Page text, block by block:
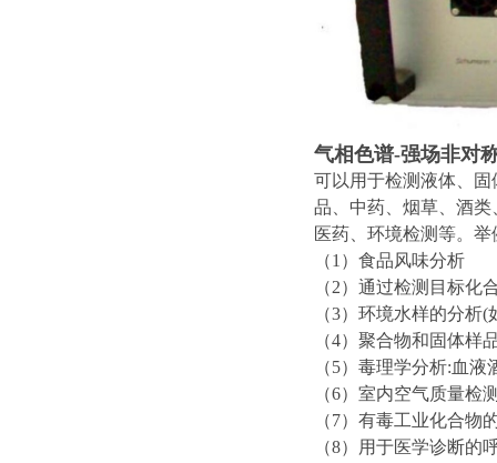
气相色谱-强场非对
可以用于检测液体、
品、中药、烟草、酒类
医药、环境检测等。举
（1）食品风味分析
（2）通过检测目标化
（3）环境水样的分
（4）聚合物和固体样
（5）毒理学分析:血液
（6）室内空气质量检
（7）有毒工业化合物
（8）用于医学诊断的